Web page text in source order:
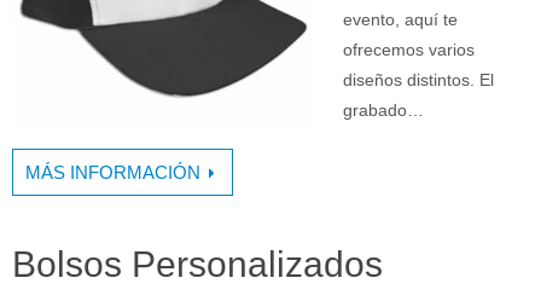
evento, aquí te
ofrecemos varios
diseños distintos. El
grabado…
MÁS INFORMACIÓN
Bolsos Personalizados